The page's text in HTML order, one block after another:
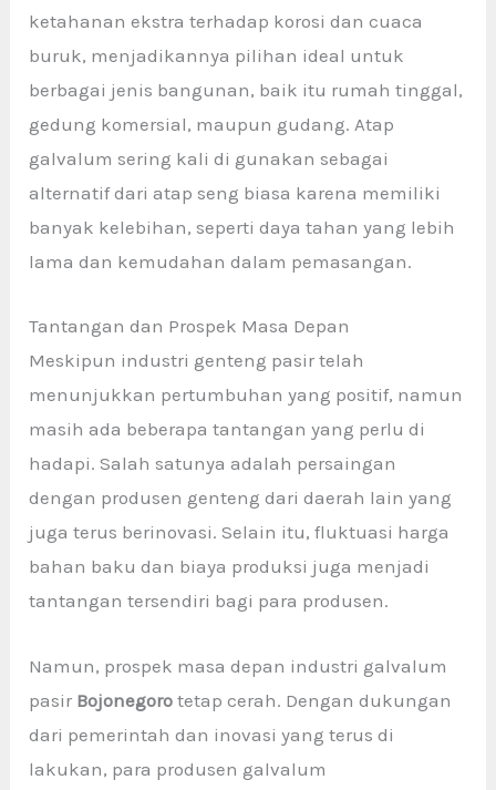
ketahanan ekstra terhadap korosi dan cuaca
buruk, menjadikannya pilihan ideal untuk
berbagai jenis bangunan, baik itu rumah tinggal,
gedung komersial, maupun gudang. Atap
galvalum sering kali di gunakan sebagai
alternatif dari atap seng biasa karena memiliki
banyak kelebihan, seperti daya tahan yang lebih
lama dan kemudahan dalam pemasangan.
Tantangan dan Prospek Masa Depan
Meskipun industri genteng pasir telah
menunjukkan pertumbuhan yang positif, namun
masih ada beberapa tantangan yang perlu di
hadapi. Salah satunya adalah persaingan
dengan produsen genteng dari daerah lain yang
juga terus berinovasi. Selain itu, fluktuasi harga
bahan baku dan biaya produksi juga menjadi
tantangan tersendiri bagi para produsen.
Namun, prospek masa depan industri galvalum
pasir Bojonegoro tetap cerah. Dengan dukungan
dari pemerintah dan inovasi yang terus di
lakukan, para produsen galvalum